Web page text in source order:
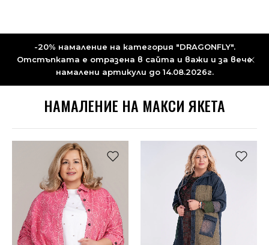
-20% намаление на категория "DRAGONFLY".
Отстъпката е отразена в сайта и важи и за вече
намалени артикули до 14.08.2026г.
НАМАЛЕНИЕ НА МАКСИ ЯКЕТА